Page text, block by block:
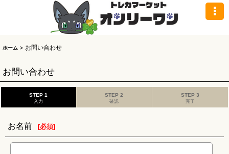
ホーム > お問い合わせ
お問い合わせ
STEP 1
入力
STEP 2
確認
STEP 3
完了
お名前 [必須]